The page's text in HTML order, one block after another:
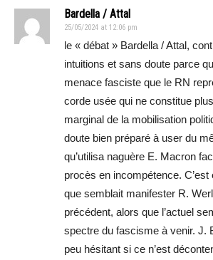
Bardella / Attal
25/05/2024 at 12:06 pm
le « débat » Bardella / Attal,
intuitions et sans doute parce
menace fasciste que le RN
corde usée qui ne constitue
marginal de la mobilisation
doute bien préparé à user du
qu’utilisa naguère E. Macron
procès en incompétence.
que semblait manifester R.
précédent, alors que l’actuel
spectre du fascisme à venir. J.
peu hésitant si ce n’est